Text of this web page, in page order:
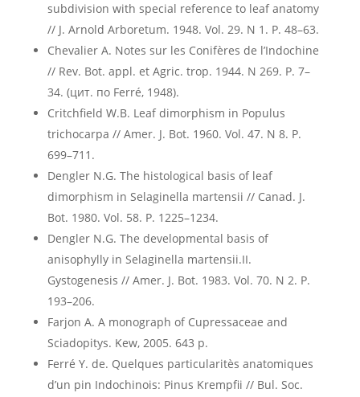
subdivision with special reference to leaf anatomy
// J. Arnold Arboretum. 1948. Vol. 29. N 1. Р. 48–63.
Chevalier А. Notes sur les Conifères de l’Indochine
// Rev. Bot. appl. et Agric. trop. 1944. N 269. Р. 7–
34. (цит. по Ferré, 1948).
Critchfield W.B. Leaf dimorphism in Populus
trichocarpa // Amer. J. Bot. 1960. Vol. 47. N 8. P.
699–711.
Dengler N.G. The histological basis of leaf
dimorphism in Selaginella martensii // Canad. J.
Bot. 1980. Vol. 58. P. 1225–1234.
Dengler N.G. The developmental basis of
anisophylly in Selaginella martensii.II.
Gystogenesis // Amer. J. Bot. 1983. Vol. 70. N 2. P.
193–206.
Farjon A. A monograph of Cupressaceae and
Sciadopitys. Kew, 2005. 643 p.
Ferré Y. de. Quelques particularitès anatomiques
d’un pin Indochinois: Pinus Krempfii // Bul. Soc.